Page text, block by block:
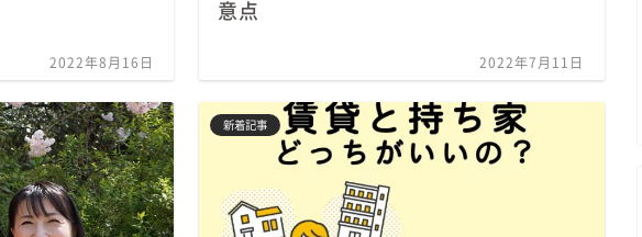
2022年8月16日
意点
2022年7月11日
新着記事